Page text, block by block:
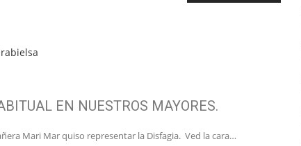
EN NUESTROS MAYORES.
Mari Mar quiso representar la Disfagia. Ved la cara…